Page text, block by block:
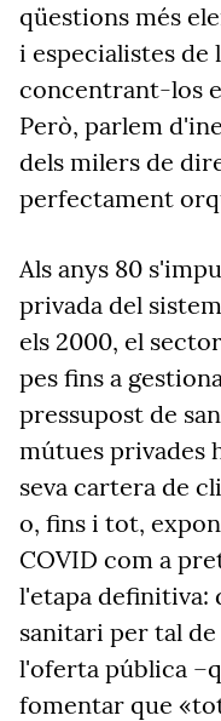
qüestions més
i especialistes
concentrant-los
Però, parlem
dels milers de
perfectament
Als anys 80
privada del
els 2000, el
pes fins a
pressupost de
mútues privades
seva cartera de
o, fins i tot,
COVID com a
l'etapa definitiva:
sanitari per tal
l'oferta pública
fomentar que